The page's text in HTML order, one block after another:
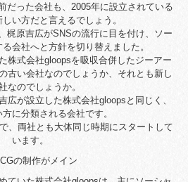
だった会社も、2005年に設立されている
い方だと言えるでしょう。
梶原吉広がSNSの流行に目を付け、ソー
会社へと方針を切り替えました。
株式会社gloopsを吸収合併したジーアー
古い会社なのでしょうか、それとも新し
なのでしょうか。
広が設立した株式会社gloopsと同じく、
に分類される会社です。
、両社とも大体同じ時期にスタートして
います。
の制作がメイン